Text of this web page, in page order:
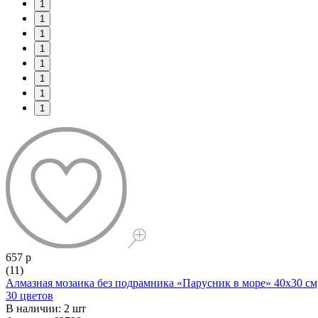
1
1
1
1
1
1
1
1
657 р
(11)
Алмазная мозаика без подрамника «Парусник в море» 40x30
30 цветов
В наличии: 2 шт